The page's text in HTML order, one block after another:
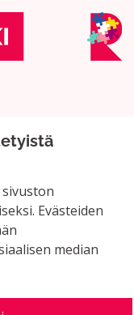
Evästeiden
median